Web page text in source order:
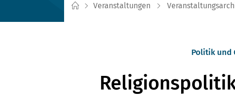
Veranstaltungen
Politik und